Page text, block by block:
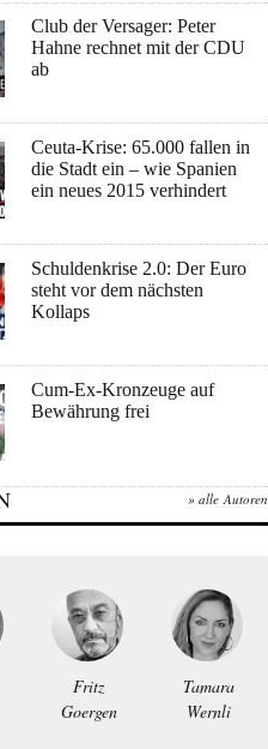
Club der Versager: Peter
Hahne rechnet mit der CDU
ab
Ceuta-Krise: 65.000 fallen in
die Stadt ein – wie Spanien
ein neues 2015 verhindert
Schuldenkrise 2.0: Der Euro
steht vor dem nächsten
Kollaps
Cum-Ex-Kronzeuge auf
Bewährung frei
» alle Autoren
Fritz
Goergen
Tamara
Wernli